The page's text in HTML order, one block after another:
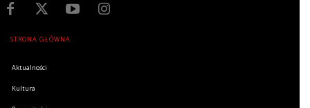
STRONA GŁÓWNA
Aktualności
Kultura